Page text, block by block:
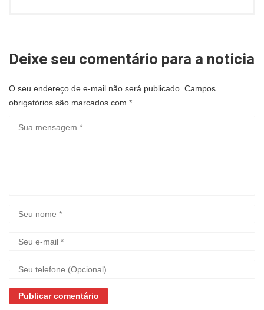
Deixe seu comentário para a noticia
O seu endereço de e-mail não será publicado. Campos
obrigatórios são marcados com *